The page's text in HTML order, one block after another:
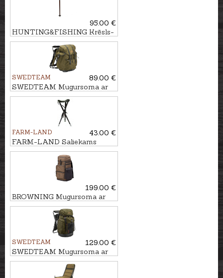
95.00 €
HUNTING&FISHING Krēsls-
spieķis
SWEDTEAM
89.00 €
SWEDTEAM Mugursoma ar
krēslu MOLLTEC CLASSIC
FARM-LAND
43.00 €
FARM-LAND Saliekams
krēsls - trijkājis
LUXUS/BRAUN
199.00 €
BROWNING Mugursoma ar
krēslu
SWEDTEAM
129.00 €
SWEDTEAM Mugursoma ar
krēslu RIDGE 38